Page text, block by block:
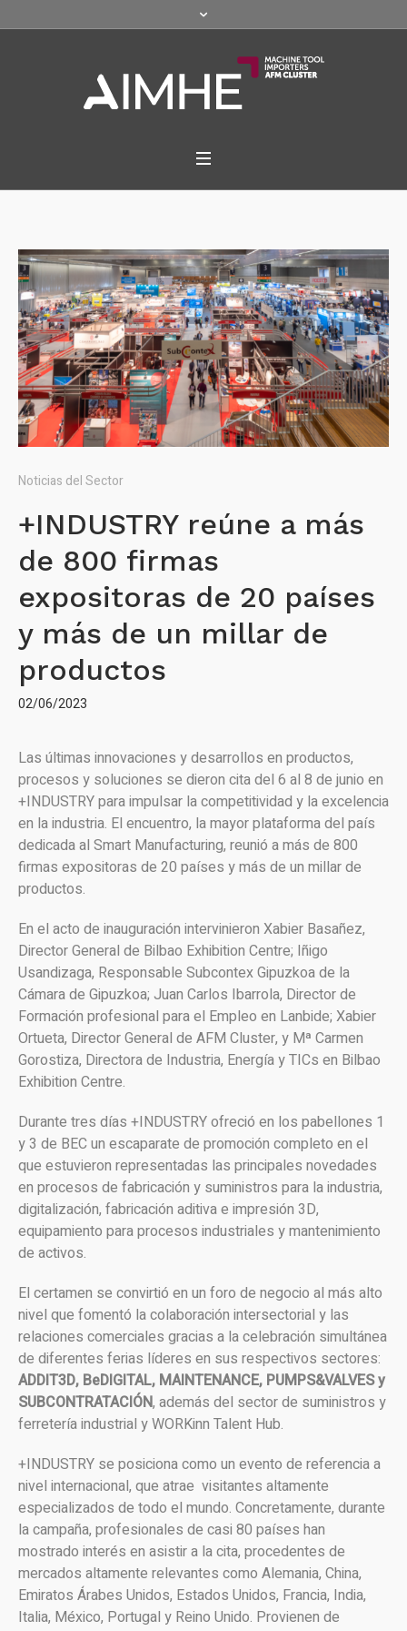
Noticias del Sector
+INDUSTRY reúne a más
de 800 firmas
expositoras de 20 países
y más de un millar de
productos
02/06/2023
Las últimas innovaciones y desarrollos en productos,
procesos y soluciones se dieron cita del 6 al 8 de junio en
+INDUSTRY para impulsar la competitividad y la excelencia
en la industria. El encuentro, la mayor plataforma del país
dedicada al Smart Manufacturing, reunió a más de 800
firmas expositoras de 20 países y más de un millar de
productos.
En el acto de inauguración intervinieron Xabier Basañez,
Director General de Bilbao Exhibition Centre; Iñigo
Usandizaga, Responsable Subcontex Gipuzkoa de la
Cámara de Gipuzkoa; Juan Carlos Ibarrola, Director de
Formación profesional para el Empleo en Lanbide; Xabier
Ortueta, Director General de AFM Cluster, y Mª Carmen
Gorostiza, Directora de Industria, Energía y TICs en Bilbao
Exhibition Centre.
Durante tres días +INDUSTRY ofreció en los pabellones 1
y 3 de BEC un escaparate de promoción completo en el
que estuvieron representadas las principales novedades
en procesos de fabricación y suministros para la industria,
digitalización, fabricación aditiva e impresión 3D,
equipamiento para procesos industriales y mantenimiento
de activos.
El certamen se convirtió en un foro de negocio al más alto
nivel que fomentó la colaboración intersectorial y las
relaciones comerciales gracias a la celebración simultánea
de diferentes ferias líderes en sus respectivos sectores:
ADDIT3D, BeDIGITAL, MAINTENANCE, PUMPS&VALVES y
SUBCONTRATACIÓN, además del sector de suministros y
ferretería industrial y WORKinn Talent Hub.
+INDUSTRY se posiciona como un evento de referencia a
nivel internacional, que atrae visitantes altamente
especializados de todo el mundo. Concretamente, durante
la campaña, profesionales de casi 80 países han
mostrado interés en asistir a la cita, procedentes de
mercados altamente relevantes como Alemania, China,
Emiratos Árabes Unidos, Estados Unidos, Francia, India,
Italia, México, Portugal y Reino Unido. Provienen de